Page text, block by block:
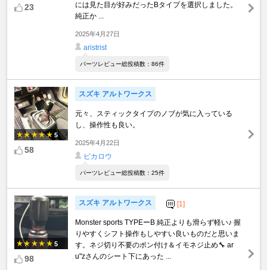
23
には見た目が好みだったBタイプを選択しました。
純正か ...
2025年4月27日
aristrist
パーツレビュー総投稿数：86件
5
58
スズキ アルトワークス
元々、スティックタイプのノブが気に入っている
し、操作性も良い。
2025年4月22日
ピカロウ
パーツレビュー総投稿数：25件
5
98
スズキ アルトワークス [1]
Monster sports TYPEーB 純正よりも滑らず軽い♪ 握
りやすくシフト操作もしやすい良いものだと思いま
す。ネジ切り不要のポン付け＆イモネジ止め🔧 ar
u"zさんのシート下にあった ...